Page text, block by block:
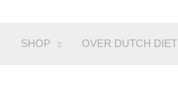
SHOP OVER DUTCH DIET